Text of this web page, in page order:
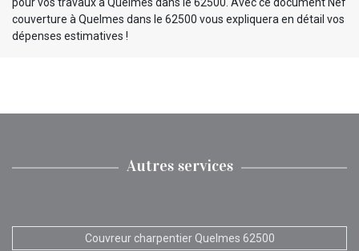
couverture à Quelmes dans le 62500 vous expliquera en détail vos
dépenses estimatives !
Autres services
Couvreur charpentier Quelmes 62500